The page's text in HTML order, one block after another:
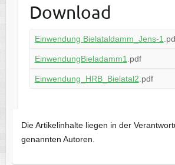
Download
Einwendung Bielataldamm_Jens-1
EinwendungBieladamm1 .pdf
Einwendung_HRB_Bielatal2 .pdf
Die Artikelinhalte liegen in der
genannten Autoren.